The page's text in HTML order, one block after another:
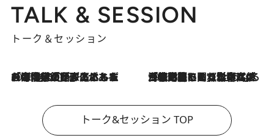
TALK & SESSION
トーク＆セッション
2026.8.3
「今後値上げがあるとすれば…」「リスクがあるのは今年の冬」エネルギー専門家が語る、ホルムズ海峡封鎖が家庭にもたらす“ある心配” 2026.8.3
「住宅建てられない…」「サーチャージ料の高値が続いている」ホルムズ海峡封鎖による影響はいつまで続く？《エネルギー専門家に聞く“どうなる日本の暮らし”》
トーク&セッション TOP